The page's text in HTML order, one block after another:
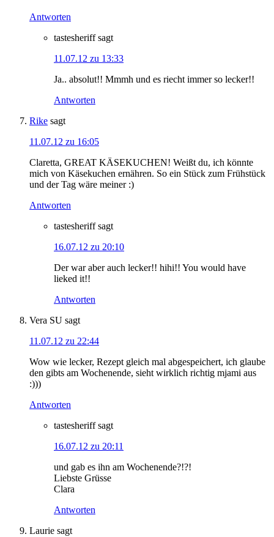
Antworten
tastesheriff sagt
11.07.12 zu 13:33
Ja.. absolut!! Mmmh und es riecht immer so lecker!!
Antworten
Rike sagt
11.07.12 zu 16:05
Claretta, GREAT KÄSEKUCHEN! Weißt du, ich könnte
mich von Käsekuchen ernähren. So ein Stück zum Frühstück
und der Tag wäre meiner :)
Antworten
tastesheriff sagt
16.07.12 zu 20:10
Der war aber auch lecker!! hihi!! You would have
lieked it!!
Antworten
Vera SU sagt
11.07.12 zu 22:44
Wow wie lecker, Rezept gleich mal abgespeichert, ich glaube
den gibts am Wochenende, sieht wirklich richtig mjami aus
:)))
Antworten
tastesheriff sagt
16.07.12 zu 20:11
und gab es ihn am Wochenende?!?!
Liebste Grüsse
Clara
Antworten
Laurie sagt